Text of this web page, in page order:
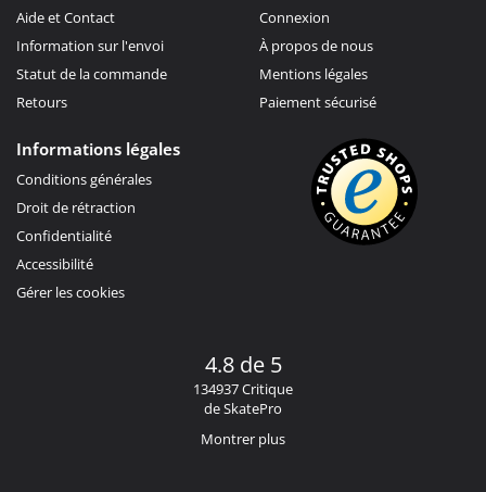
Aide et Contact
Information sur l'envoi
Statut de la commande
Retours
Connexion
À propos de nous
Mentions légales
Paiement sécurisé
Informations légales
Conditions générales
Droit de rétraction
Confidentialité
Accessibilité
Gérer les cookies
4.8 de 5
134937 Critique
de SkatePro
Montrer plus